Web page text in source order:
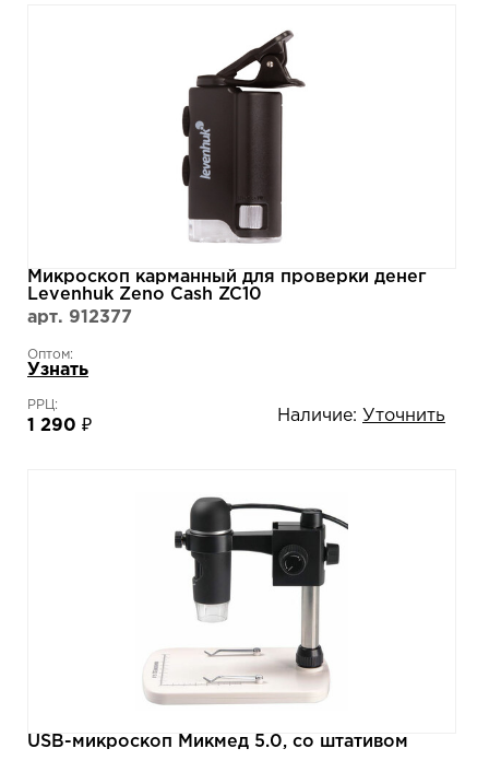
Микроскоп карманный для проверки денег
Levenhuk Zeno Cash ZC10
арт. 912377
Оптом:
Узнать
РРЦ:
1 290 ₽
Наличие: Уточнить
USB-микроскоп Микмед 5.0, со штативом